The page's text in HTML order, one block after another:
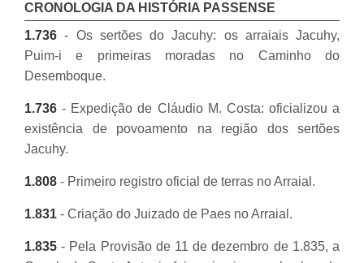
CRONOLOGIA DA HISTÓRIA PASSENSE
1.736 - Os sertões do Jacuhy: os arraiais Jacuhy,
Puim-i e primeiras moradas no Caminho do
Desemboque.
1.736 - Expedição de Cláudio M. Costa: oficializou a
existência de povoamento na região dos sertões
Jacuhy.
1.808 - Primeiro registro oficial de terras no Arraial.
1.831 - Criação do Juizado de Paes no Arraial.
1.835 - Pela Provisão de 11 de dezembro de 1.835, a